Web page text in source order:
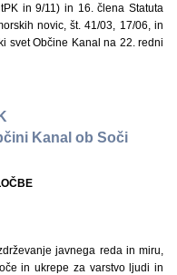
in 9/11) in 16. člena Statuta
novic, št. 41/03, 17/06, in
svet Občine Kanal na 22. redni
Kanal ob Soči
javnega reda in miru,
in ukrepe za varstvo ljudi in